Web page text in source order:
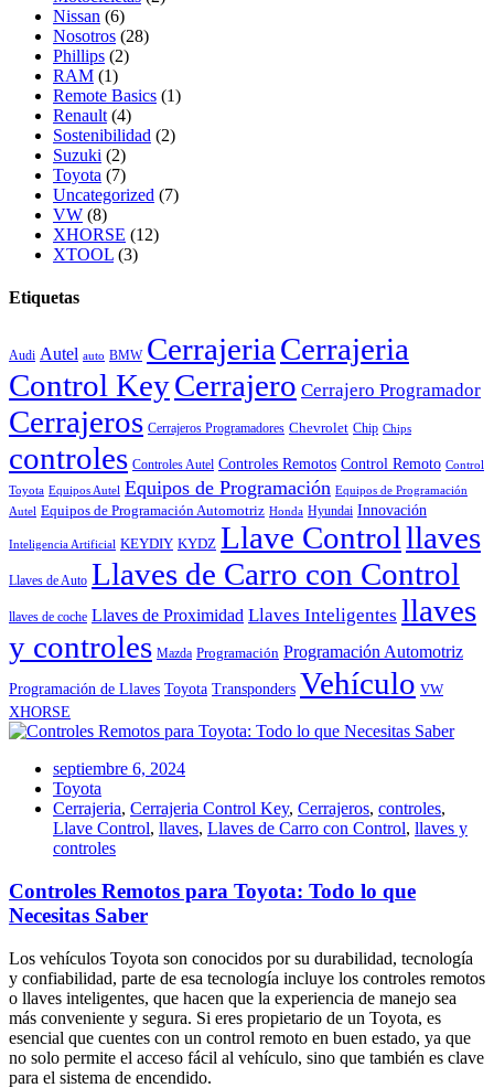
Nissan (6)
Nosotros (28)
Phillips (2)
RAM (1)
Remote Basics (1)
Renault (4)
Sostenibilidad (2)
Suzuki (2)
Toyota (7)
Uncategorized (7)
VW (8)
XHORSE (12)
XTOOL (3)
Etiquetas
Audi Autel auto BMW Cerrajeria Cerrajeria
Control KeyCerrajero Cerrajero Programador
Cerrajeros Cerrajeros Programadores Chevrolet Chip Chips
controles Controles Autel Controles Remotos Control Remoto Control
Toyota Equipos Autel Equipos de Programación Equipos de Programación
Autel Equipos de Programación Automotriz Honda Hyundai Innovación
Inteligencia Artificial KEYDIY KYDZ Llave Controlllaves
Llaves de Auto Llaves de Carro con Control
llaves de coche Llaves de Proximidad Llaves Inteligentes llaves
y controles Mazda Programación Programación Automotriz
Programación de Llaves Toyota Transponders Vehículo VW
XHORSE
septiembre 6, 2024
Toyota
Cerrajeria, Cerrajeria Control Key, Cerrajeros, controles,
Llave Control, llaves, Llaves de Carro con Control, llaves y
controles
Controles Remotos para Toyota: Todo lo que
Necesitas Saber
Los vehículos Toyota son conocidos por su durabilidad, tecnología
y confiabilidad, parte de esa tecnología incluye los controles remotos
o llaves inteligentes, que hacen que la experiencia de manejo sea
más conveniente y segura. Si eres propietario de un Toyota, es
esencial que cuentes con un control remoto en buen estado, ya que
no solo permite el acceso fácil al vehículo, sino que también es clave
para el sistema de encendido.